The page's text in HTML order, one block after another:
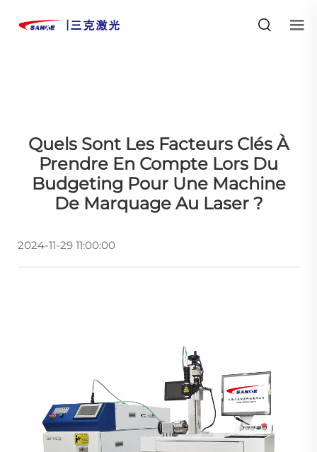
Quels Sont Les Facteurs Clés À
Prendre En Compte Lors Du
Budgeting Pour Une Machine
De Marquage Au Laser ?
2024-11-29 11:00:00